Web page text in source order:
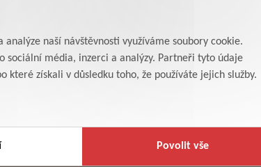
naší návštěvnosti využíváme soubory cookie.
sociální média, inzerci a analýzy. Partneři tyto údaje
získali v důsledku toho, že používáte jejich služby.
Povolit vše